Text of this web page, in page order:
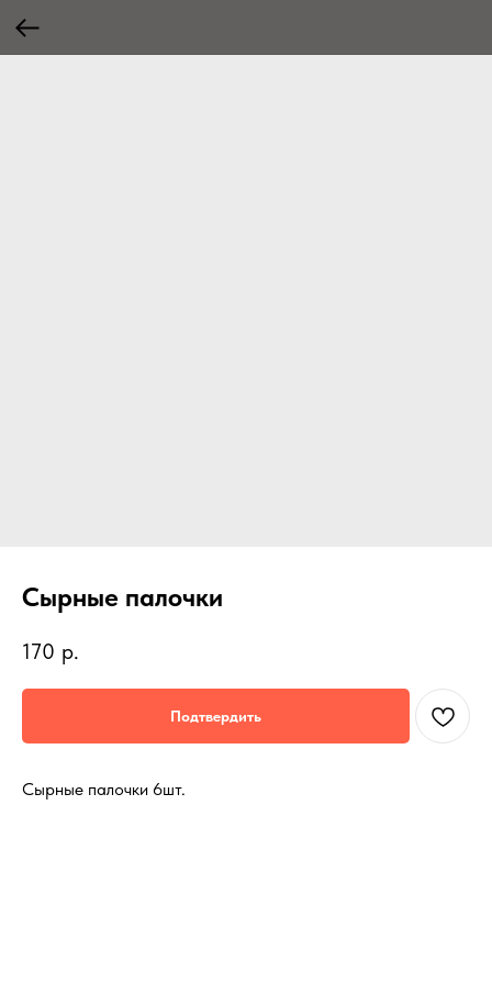
Сырные палочки
170 р.
Подтвердить
Сырные палочки 6шт.